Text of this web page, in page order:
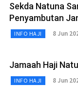
Sekda Natuna
Penyambutan
INFO HAJI 8 Jun
Jamaah Haji
INFO HAJI 8 Jun